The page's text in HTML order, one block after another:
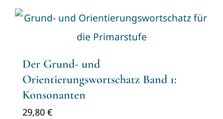
Der Grund- und
Orientierungswortschatz Band 1:
Konsonanten
29,80 €